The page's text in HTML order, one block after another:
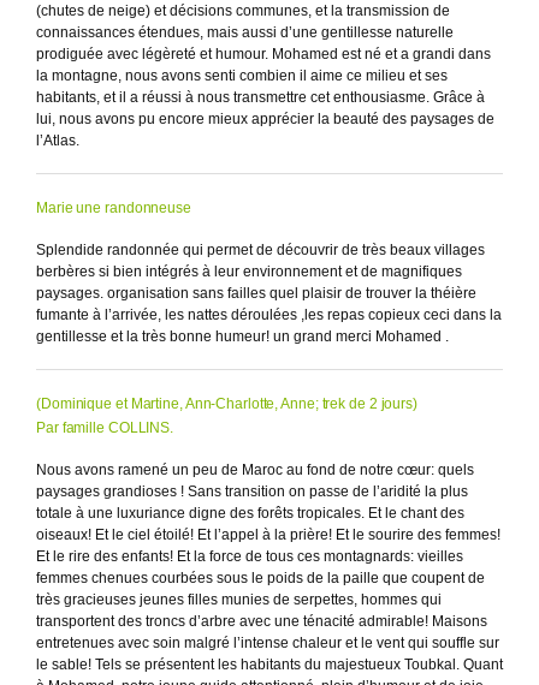
(chutes de neige) et décisions communes, et la transmission de
connaissances étendues, mais aussi d’une gentillesse naturelle
prodiguée avec légèreté et humour. Mohamed est né et a grandi dans
la montagne, nous avons senti combien il aime ce milieu et ses
habitants, et il a réussi à nous transmettre cet enthousiasme. Grâce à
lui, nous avons pu encore mieux apprécier la beauté des paysages de
l’Atlas.
Marie une randonneuse
Splendide randonnée qui permet de découvrir de très beaux villages
berbères si bien intégrés à leur environnement et de magnifiques
paysages. organisation sans failles quel plaisir de trouver la théière
fumante à l’arrivée, les nattes déroulées ,les repas copieux ceci dans la
gentillesse et la très bonne humeur! un grand merci Mohamed .
(Dominique et Martine, Ann-Charlotte, Anne; trek de 2 jours)
Par famille COLLINS.
Nous avons ramené un peu de Maroc au fond de notre cœur: quels
paysages grandioses ! Sans transition on passe de l’aridité la plus
totale à une luxuriance digne des forêts tropicales. Et le chant des
oiseaux! Et le ciel étoilé! Et l’appel à la prière! Et le sourire des femmes!
Et le rire des enfants! Et la force de tous ces montagnards: vieilles
femmes chenues courbées sous le poids de la paille que coupent de
très gracieuses jeunes filles munies de serpettes, hommes qui
transportent des troncs d’arbre avec une ténacité admirable! Maisons
entretenues avec soin malgré l’intense chaleur et le vent qui souffle sur
le sable! Tels se présentent les habitants du majestueux Toubkal. Quant